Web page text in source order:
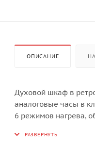
ОПИСАНИЕ
Духовой шкаф в
аналоговые часы в
6 режимов нагрева,
автоматическое